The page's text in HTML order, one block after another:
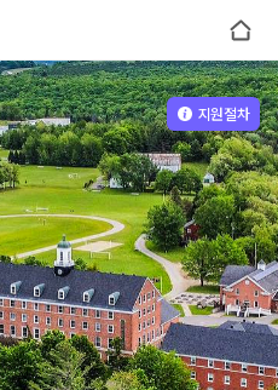
지원절차